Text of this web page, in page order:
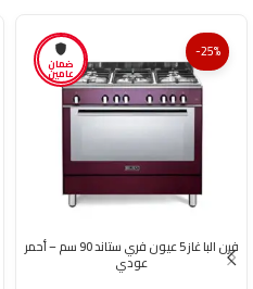
ضمان
عامين
-25%
فرن البا غاز 5 عيون فري ستاند 90 سم – أحمر
عودي